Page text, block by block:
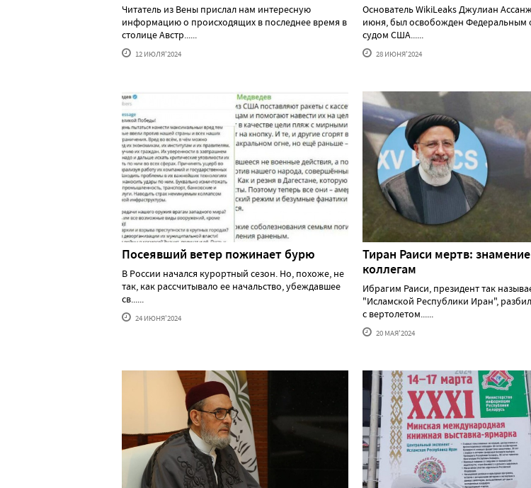
Читатель из Вены прислал нам интересную
информацию о происходящих в последнее время в
столице Австр......
12 ИЮЛЯ'2024
Основатель WikiLeaks Джулиан
июня, был освобожден
судом США......
28 ИЮНЯ'2024
Посеявший ветер пожинает бурю
В России начался курортный сезон. Но, похоже, не
так, как рассчитывало ее начальство, убеждавшее
св......
24 ИЮНЯ'2024
Тиран Раиси мертв:
коллегам
Ибрагим Раиси, президент так
"Исламской Республики Иран",
с вертолетом......
20 МАЯ'2024